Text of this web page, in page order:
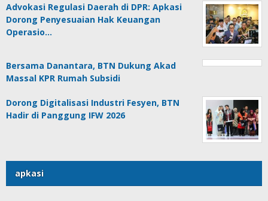
Advokasi Regulasi Daerah di DPR: Apkasi
Dorong Penyesuaian Hak Keuangan
Operasio…
Bersama Danantara, BTN Dukung Akad
Massal KPR Rumah Subsidi
Dorong Digitalisasi Industri Fesyen, BTN
Hadir di Panggung IFW 2026
apkasi